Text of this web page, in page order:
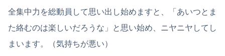
全集中力を総動員して思い出し始めますと、「あいつとま
た絡むのは楽しいだろうな」と思い始め、ニヤニヤしてし
まいます。（気持ちが悪い）